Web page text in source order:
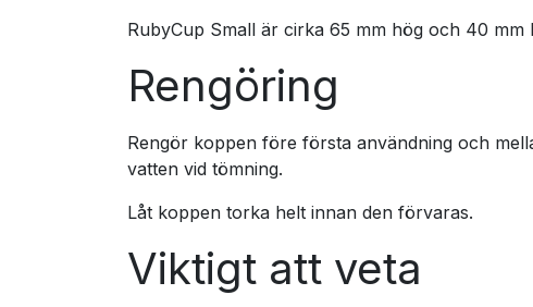
RubyCup Small är cirka 65 mm hög och 40 mm
Rengöring
Rengör koppen före första användning och
vatten vid tömning.
Låt koppen torka helt innan den förvaras.
Viktigt att veta